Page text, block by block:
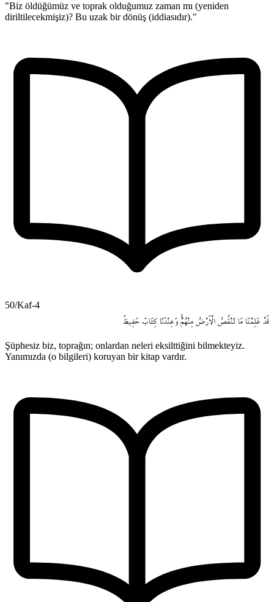
"Biz öldüğümüz ve toprak olduğumuz zaman mı (yeniden
diriltilecekmişiz)? Bu uzak bir dönüş (iddiasıdır)."
50/Kaf-4
قَدْ عَلِمْنَا مَا تَنْقُصُ الْاَرْضُ مِنْهُمْۚ وَعِنْدَنَا كِتَابٌ حَف۪يظٌ
Şüphesiz biz, toprağın; onlardan neleri eksilttiğini bilmekteyiz.
Yanımızda (o bilgileri) koruyan bir kitap vardır.